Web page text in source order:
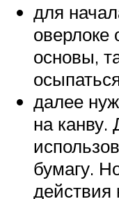
для
оверлоке
основы,
далее
на канву.
бумагу.
действия